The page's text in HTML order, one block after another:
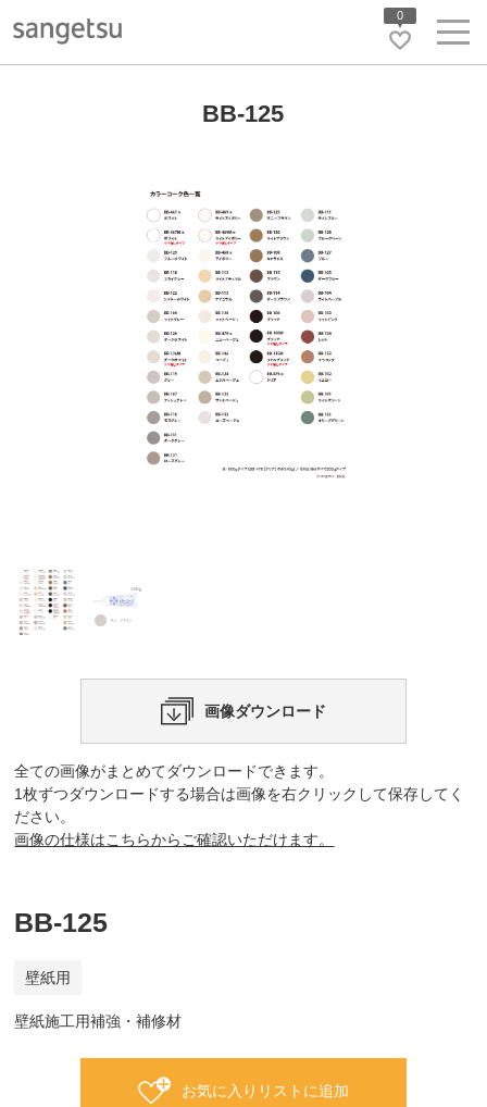
0
BB-125
画像ダウンロード
全ての画像がまとめてダウンロードできます。
1枚ずつダウンロードする場合は画像を右クリックして保存してく
ださい。
画像の仕様はこちらからご確認いただけます。
BB-125
壁紙用
壁紙施工用補強・補修材
お気に入りリストに追加